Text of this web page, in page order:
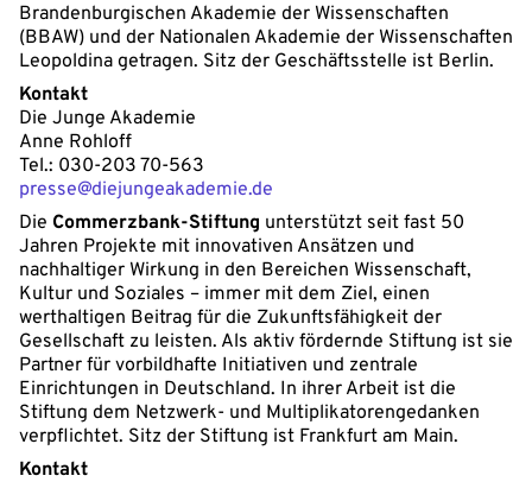
Brandenburgischen Akademie der Wissenschaften
(BBAW) und der Nationalen Akademie der Wissenschaften
Leopoldina getragen. Sitz der Geschäftsstelle ist Berlin.
Kontakt
Die Junge Akademie
Anne Rohloff
Tel.: 030-203 70-563
presse@diejungeakademie.de
Die Commerzbank-Stiftung unterstützt seit fast 50
Jahren Projekte mit innovativen Ansätzen und
nachhaltiger Wirkung in den Bereichen Wissenschaft,
Kultur und Soziales – immer mit dem Ziel, einen
werthaltigen Beitrag für die Zukunftsfähigkeit der
Gesellschaft zu leisten. Als aktiv fördernde Stiftung ist sie
Partner für vorbildhafte Initiativen und zentrale
Einrichtungen in Deutschland. In ihrer Arbeit ist die
Stiftung dem Netzwerk- und Multiplikatorengedanken
verpflichtet. Sitz der Stiftung ist Frankfurt am Main.
Kontakt